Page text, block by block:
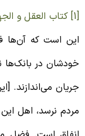
است که آن‌ها
در بانک‌ها نگه
می‌اندازند.
نرسد، اهل این